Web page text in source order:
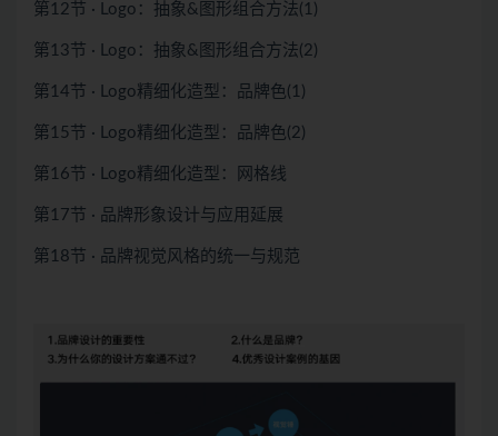
第12节 · Logo：抽象&图形组合方法(1)
第13节 · Logo：抽象&图形组合方法(2)
第14节 · Logo精细化造型：品牌色(1)
第15节 · Logo精细化造型：品牌色(2)
第16节 · Logo精细化造型：网格线
第17节 · 品牌形象设计与应用延展
第18节 · 品牌视觉风格的统一与规范